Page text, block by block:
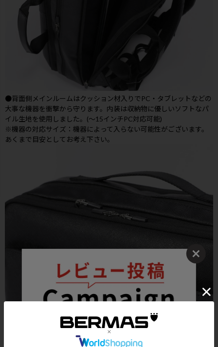
●背面側メインルームはクッション材入りでPC・タブレットなどの
大事な機器を衝撃から守ります。内装は収納物に優しいソフトなパ
イル生地を使用しました。(～15インチPC対応可能)
※機器の対応サイズ：機器によって入らない可能性がございます。
あくまで目安としてお考え下さい。